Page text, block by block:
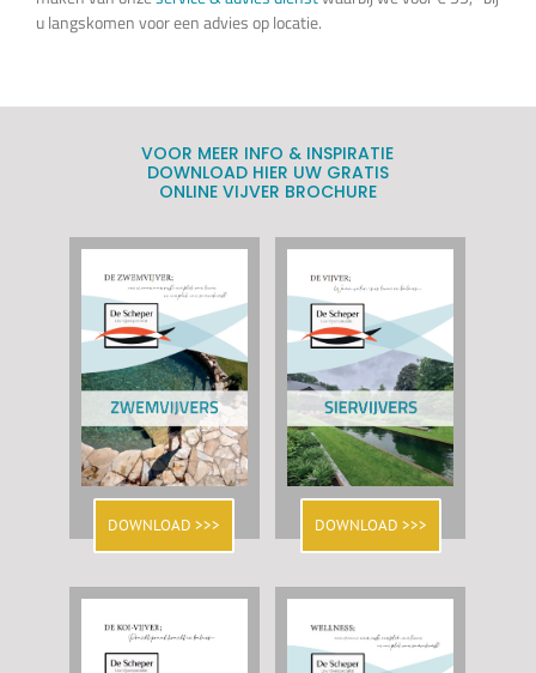
u langskomen voor een advies op locatie.
VOOR MEER INFO & INSPIRATIE
DOWNLOAD HIER UW GRATIS
ONLINE VIJVER BROCHURE
DOWNLOAD >>> DOWNLOAD >>>